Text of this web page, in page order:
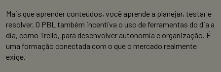
Mais que aprender conteúdos, você aprende a planejar, testar e
resolver. O PBL também incentiva o uso de ferramentas do dia a
dia, como Trello, para desenvolver autonomia e organização. É
uma formação conectada com o que o mercado realmente
exige.